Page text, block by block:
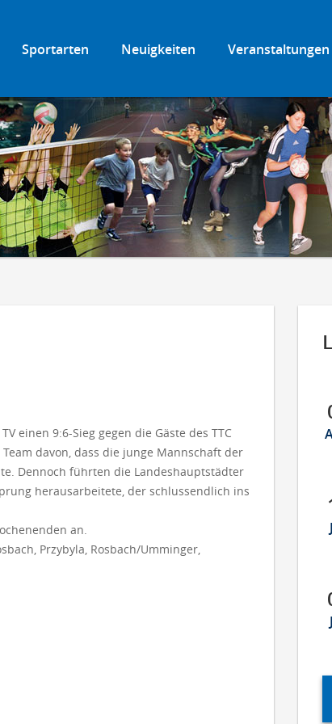
Veranstaltungen
Neuigkeiten
Sportarten
einen 9:6-Sieg gegen die Gäste des TTC
davon, dass die junge Mannschaft der
Dennoch führten die Landeshauptstädter
herausarbeitete, der schlussendlich ins
an.
Przybyla, Rosbach/Umminger,